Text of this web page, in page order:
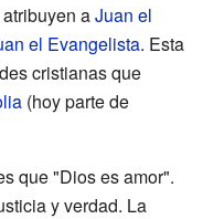
aJuan el
el Evangelista. Esta
cristianas que
(hoy parte de
que "Dios es amor".
y verdad. La